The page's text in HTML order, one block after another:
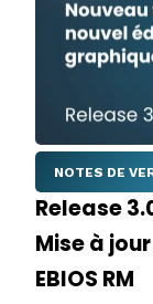
NOTES DE
Release
Mise à
EBIOS RM